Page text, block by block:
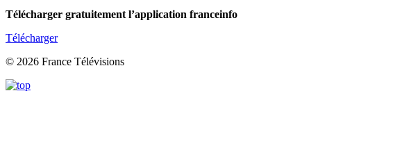
Télécharger gratuitement l’application franceinfo
Télécharger
© 2026 France Télévisions